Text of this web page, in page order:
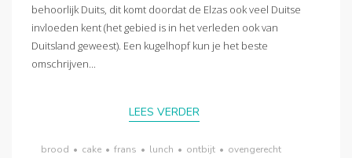
behoorlijk Duits, dit komt doordat de Elzas ook veel Duitse
invloeden kent (het gebied is in het verleden ook van
Duitsland geweest). Een kugelhopf kun je het beste
omschrijven...
LEES VERDER
brood • cake • frans • lunch • ontbijt • ovengerecht